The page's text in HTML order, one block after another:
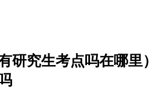
研究生考点吗在哪里）